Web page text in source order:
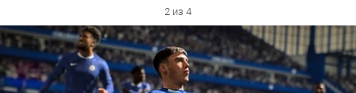
2 из 4